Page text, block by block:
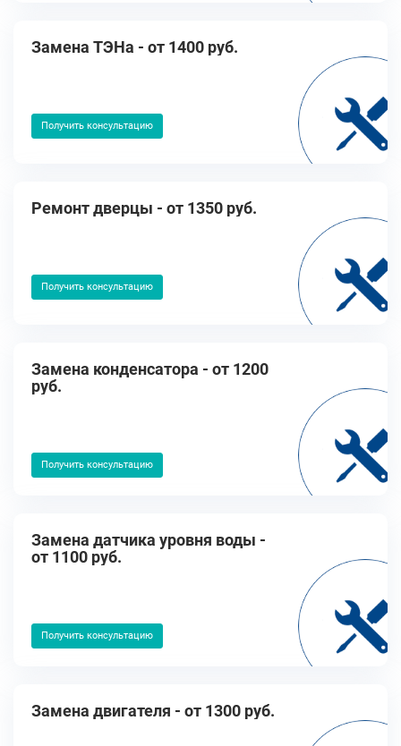
Замена ТЭНа - от 1400 руб.
Получить консультацию
Ремонт дверцы - от 1350 руб.
Получить консультацию
Замена конденсатора - от 1200
руб.
Получить консультацию
Замена датчика уровня воды -
от 1100 руб.
Получить консультацию
Замена двигателя - от 1300 руб.